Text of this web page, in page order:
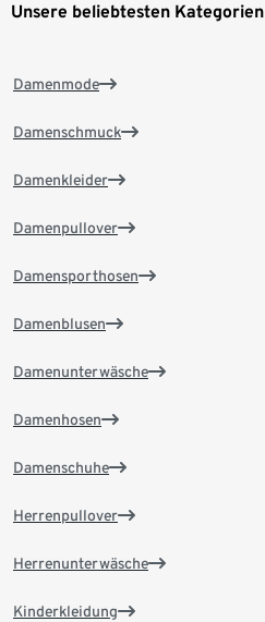
Unsere beliebtesten Kategorien
Damenmode
Damenschmuck
Damenkleider
Damenpullover
Damensporthosen
Damenblusen
Damenunterwäsche
Damenhosen
Damenschuhe
Herrenpullover
Herrenunterwäsche
Kinderkleidung